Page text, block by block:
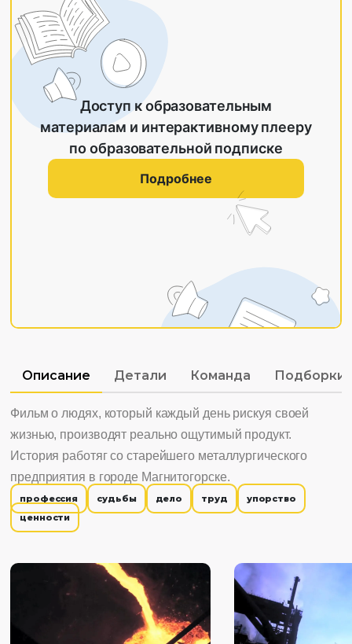
Доступ к образовательным
материалам и интерактивному плееру
по образовательной подписке
Подробнее
Описание Детали Команда Подборки
Фильм о людях, который каждый день рискуя своей
жизнью, производят реально ощутимый продукт.
История работяг со старейшего металлургического
предприятия в городе Магнитогорске.
профессия судьбы дело труд
упорство
ценности